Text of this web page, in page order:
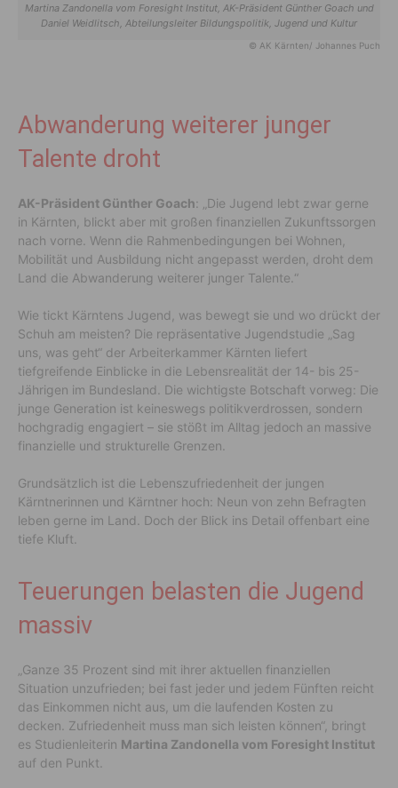
Martina Zandonella vom Foresight Institut, AK-Präsident Günther Goach und
Daniel Weidlitsch, Abteilungsleiter Bildungspolitik, Jugend und Kultur
© AK Kärnten/ Johannes Puch
Abwanderung weiterer junger
Talente droht
AK-Präsident Günther Goach: „Die Jugend lebt zwar gerne
in Kärnten, blickt aber mit großen finanziellen Zukunftssorgen
nach vorne. Wenn die Rahmenbedingungen bei Wohnen,
Mobilität und Ausbildung nicht angepasst werden, droht dem
Land die Abwanderung weiterer junger Talente.“
Wie tickt Kärntens Jugend, was bewegt sie und wo drückt der
Schuh am meisten? Die repräsentative Jugendstudie „Sag
uns, was geht“ der Arbeiterkammer Kärnten liefert
tiefgreifende Einblicke in die Lebensrealität der 14- bis 25-
Jährigen im Bundesland. Die wichtigste Botschaft vorweg: Die
junge Generation ist keineswegs politikverdrossen, sondern
hochgradig engagiert – sie stößt im Alltag jedoch an massive
finanzielle und strukturelle Grenzen.
Grundsätzlich ist die Lebenszufriedenheit der jungen
Kärntnerinnen und Kärntner hoch: Neun von zehn Befragten
leben gerne im Land. Doch der Blick ins Detail offenbart eine
tiefe Kluft.
Teuerungen belasten die Jugend
massiv
„Ganze 35 Prozent sind mit ihrer aktuellen finanziellen
Situation unzufrieden; bei fast jeder und jedem Fünften reicht
das Einkommen nicht aus, um die laufenden Kosten zu
decken. Zufriedenheit muss man sich leisten können“, bringt
es Studienleiterin Martina Zandonella vom Foresight Institut
auf den Punkt.